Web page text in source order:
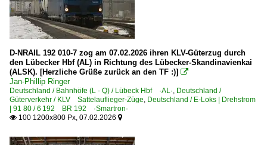
D-NRAIL 192 010-7 zog am 07.02.2026 ihren KLV-Güterzug durch
den Lübecker Hbf (AL) in Richtung des Lübecker-Skandinavienkai
(ALSK). [Herzliche Grüße zurück an den TF :)] 
Jan-Phillip Ringer
Deutschland / Bahnhöfe (L - Q) / Lübeck Hbf ·AL·, Deutschland /
Güterverkehr / KLV Sattelauflieger-Züge, Deutschland / E-Loks | Drehstrom
| 91 80 / 6 192 BR 192 ·Smartron·
 100 1200x800 Px, 07.02.2026 